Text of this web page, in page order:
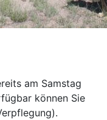
am Samstag
können Sie